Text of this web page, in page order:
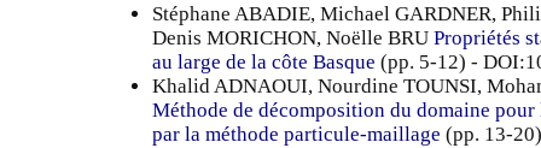
Stéphane ABADIE, Michael GARDNER,
Denis MORICHON, Noëlle BRU Propriétés
au large de la côte Basque (pp. 5-12) -
Khalid ADNAOUI, Nourdine TOUNSI,
Méthode de décomposition du domaine
par la méthode particule-maillage (pp. 13-